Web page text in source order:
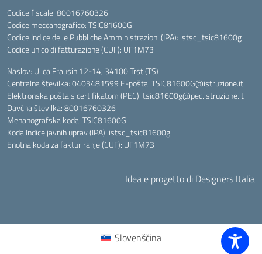
Codice fiscale: 80016760326
Codice meccanografico:TSIC81600G
Codice Indice delle Pubbliche Amministrazioni (IPA): istsc_tsic81600g
Codice unico di fatturazione (CUF): UF1M73
Naslov: Ulica Frausin 12-14, 34100 Trst (TS)
Centralna številka: 0403481599 E-pošta: TSIC81600G@istruzione.it
Elektronska pošta s certifikatom (PEC): tsic81600g@pec.istruzione.it
Davčna številka: 80016760326
Mehanografska koda: TSIC81600G
Koda Indice javnih uprav (IPA): istsc_tsic81600g
Enotna koda za fakturiranje (CUF): UF1M73
Idea e progetto di Designers Italia
Slovenščina